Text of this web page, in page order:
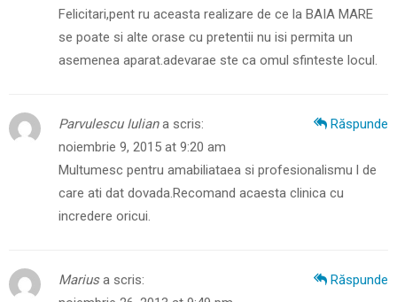
Felicitari,pent ru aceasta realizare de ce la BAIA MARE
se poate si alte orase cu pretentii nu isi permita un
asemenea aparat.adevarae ste ca omul sfinteste locul.
Răspunde
Parvulescu Iulian a scris:
noiembrie 9, 2015 at 9:20 am
Multumesc pentru amabiliataea si profesionalismu l de
care ati dat dovada.Recomand acaesta clinica cu
incredere oricui.
Răspunde
Marius a scris: